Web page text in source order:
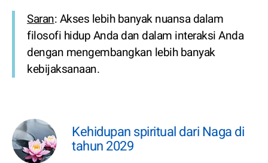
Saran: Akses lebih banyak nuansa dalam
filosofi hidup Anda dan dalam interaksi Anda
dengan mengembangkan lebih banyak
kebijaksanaan.
Kehidupan spiritual dari Naga di
tahun 2029